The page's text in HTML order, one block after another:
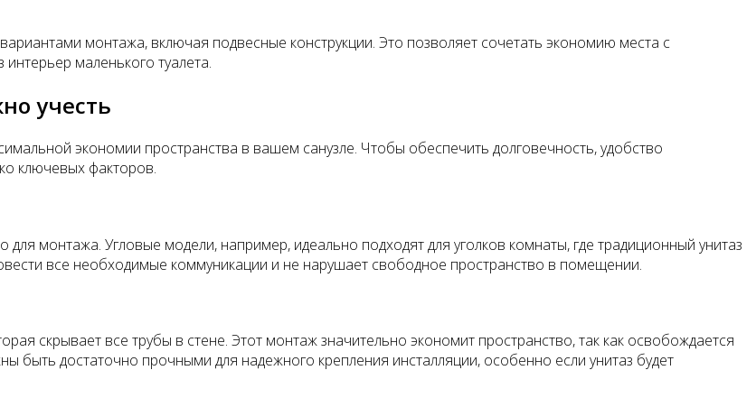
монтажа, включая подвесные конструкции. Это позволяет сочетать экономию места с
маленького туалета.
учесть
экономии пространства в вашем санузле. Чтобы обеспечить долговечность, удобство
ключевых факторов.
монтажа. Угловые модели, например, идеально подходят для уголков комнаты, где традиционный унитаз
все необходимые коммуникации и не нарушает свободное пространство в помещении.
скрывает все трубы в стене. Этот монтаж значительно экономит пространство, так как освобождается
быть достаточно прочными для надежного крепления инсталляции, особенно если унитаз будет